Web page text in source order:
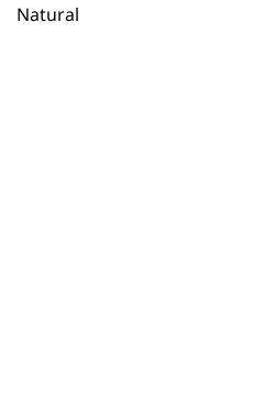
Natural